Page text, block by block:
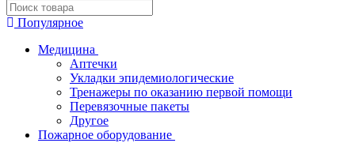
Популярное
Медицина
Аптечки
Укладки эпидемиологические
Тренажеры по оказанию первой помощи
Перевязочные пакеты
Другое
Пожарное оборудование